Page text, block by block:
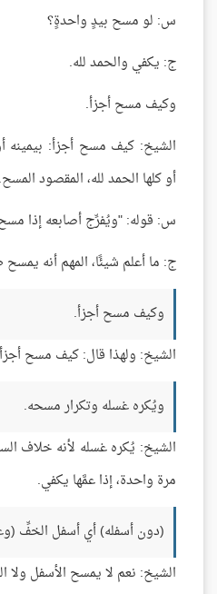
س: لو مسح بيدٍ واحدةٍ؟
ج: يكفي والحمد لله.
وكيف مسح أجزأ.
الشيخ: كيف مسح أجزأ: بيمينه
أو كلها الحمد لله، المقصود المسح.
س: قوله: "ويُفرِّج أصابعه إذا
ج: ما أعلم شيئًا، المهم أنه
وكيف مسح أجزأ.
الشيخ: ولهذا قال: كيف مسح
ويُكره غسله وتكرار مسحه.
الشيخ: يُكره غسله لأنه خلاف
مرة واحدة، إذا عمَّها يكفي.
(دون أسفله) أي أسفل الخفِّ
الشيخ: نعم لا يمسح الأسفل